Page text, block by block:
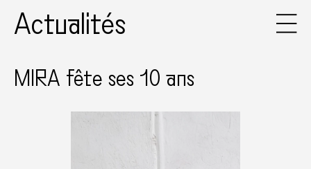
Actualités
MIRA fête ses 10 ans